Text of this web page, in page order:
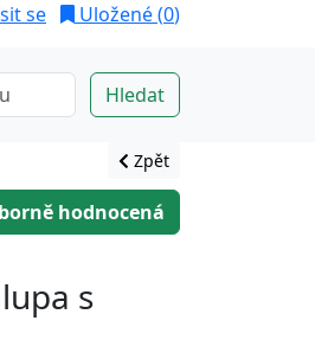
se Uložené (0)
Zpět
hodnocená
s